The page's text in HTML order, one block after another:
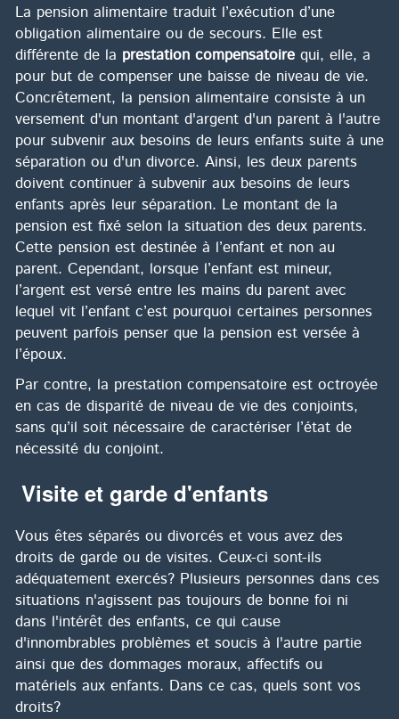
La pension alimentaire traduit l’exécution d’une
obligation alimentaire ou de secours. Elle est
différente de la prestation compensatoirequi, elle, a
pour but de compenser une baisse de niveau de vie.
Concrêtement, la pension alimentaire consiste à un
versement d'un montant d'argent d'un parent à l'autre
pour subvenir aux besoins de leurs enfants suite à une
séparation ou d'un divorce. Ainsi, les deux parents
doivent continuer à subvenir aux besoins de leurs
enfants après leur séparation. Le montant de la
pension est fixé selon la situation des deux parents.
Cette pension est destinée à l’enfant et non au
parent. Cependant, lorsque l’enfant est mineur,
l’argent est versé entre les mains du parent avec
lequel vit l’enfant c’est pourquoi certaines personnes
peuvent parfois penser que la pension est versée à
l’époux.
Par contre, la prestation compensatoire est octroyée
en cas de disparité de niveau de vie des conjoints,
sans qu’il soit nécessaire de caractériser l’état de
nécessité du conjoint.
Visite et garde d'enfants
Vous êtes séparés ou divorcés et vous avez des
droits de garde ou de visites. Ceux-ci sont-ils
adéquatement exercés? Plusieurs personnes dans ces
situations n'agissent pas toujours de bonne foi ni
dans l'intérêt des enfants, ce qui cause
d'innombrables problèmes et soucis à l'autre partie
ainsi que des dommages moraux, affectifs ou
matériels aux enfants. Dans ce cas, quels sont vos
droits?